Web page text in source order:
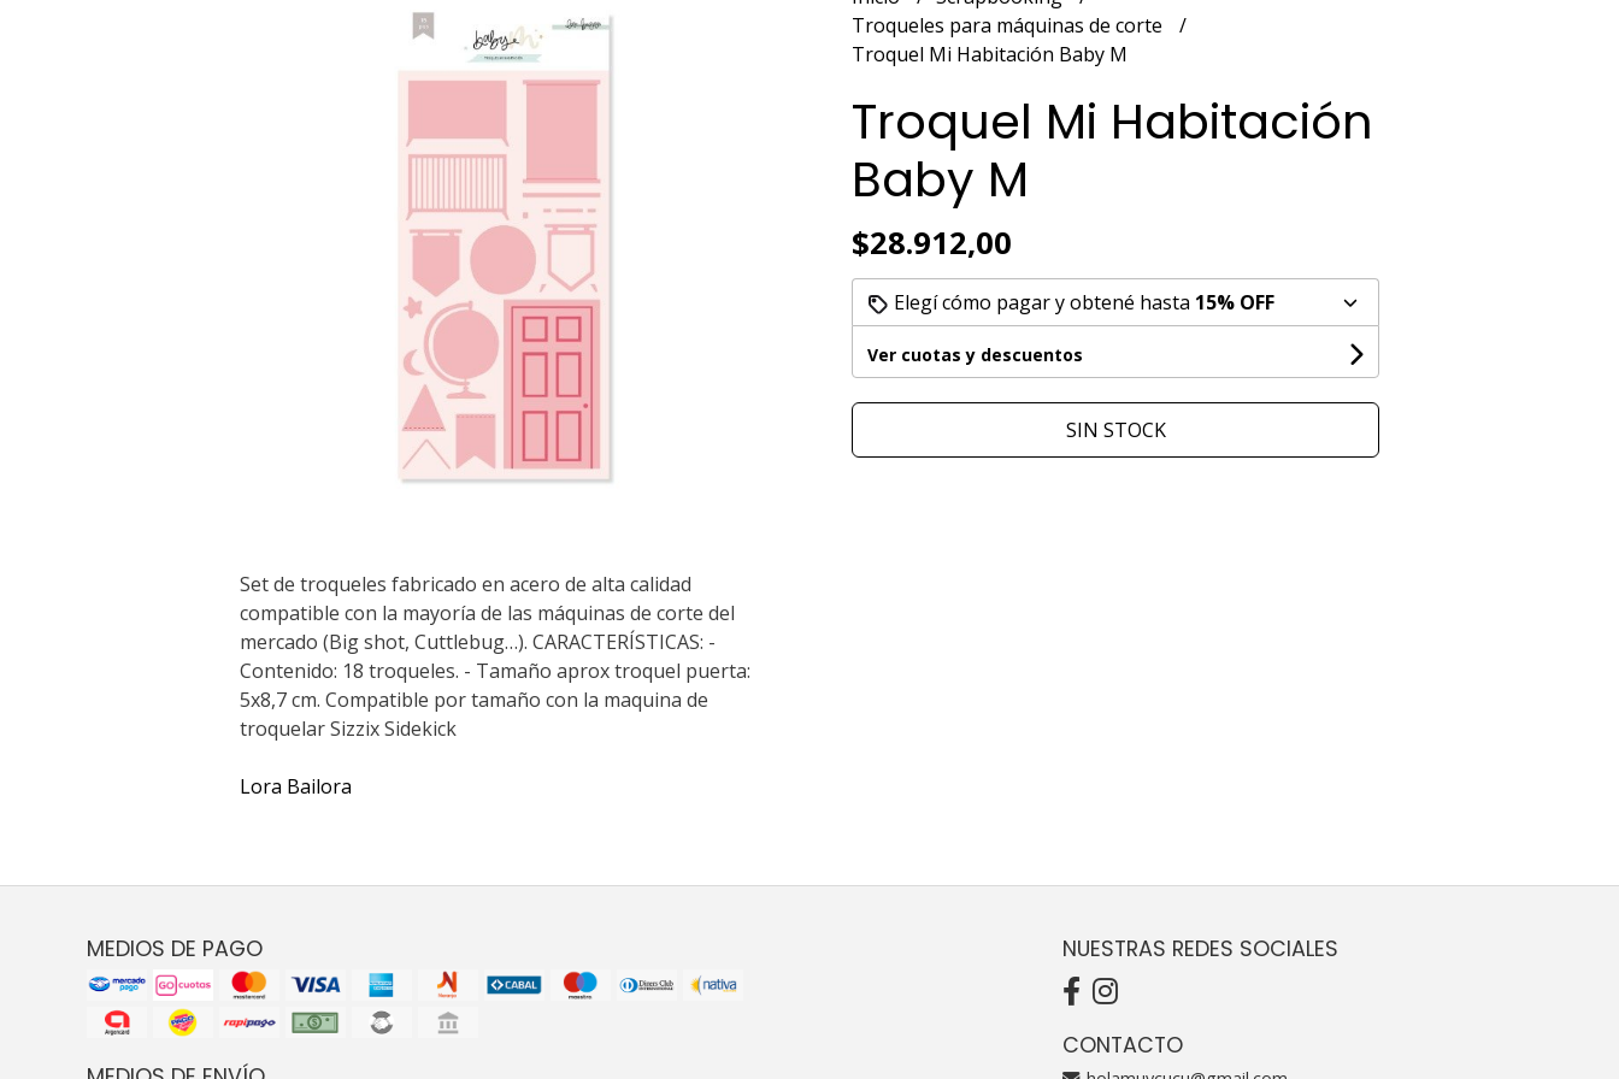
Set de troqueles fabricado en acero de alta calidad
compatible con la mayoría de las máquinas de corte del
mercado (Big shot, Cuttlebug…). CARACTERÍSTICAS: -
Contenido: 18 troqueles. - Tamaño aprox troquel puerta:
5x8,7 cm. Compatible por tamaño con la maquina de
troquelar Sizzix Sidekick
Lora Bailora
Troqueles para máquinas de corte
Troquel Mi Habitación Baby M
Troquel Mi Habitación
Baby M
$28.912,00
Elegí cómo pagar y obtené hasta 15% OFF
Ver cuotas y descuentos
SIN STOCK
MEDIOS DE PAGO NUESTRAS REDES SOCIALES
CONTACTO